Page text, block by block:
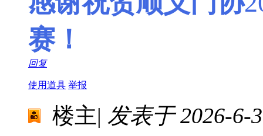
赛！
回复
使用道具 举报
楼主| 发表于 2026-6-